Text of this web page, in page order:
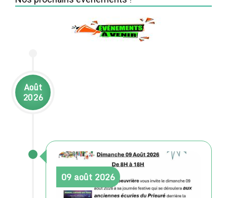
Août
2026
09 août 2026